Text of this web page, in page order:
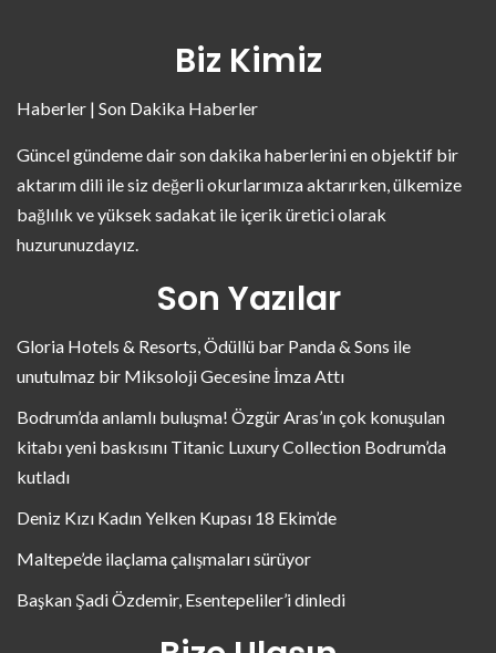
Biz Kimiz
Haberler | Son Dakika Haberler
Güncel gündeme dair son dakika haberlerini en objektif bir
aktarım dili ile siz değerli okurlarımıza aktarırken, ülkemize
bağlılık ve yüksek sadakat ile içerik üretici olarak
huzurunuzdayız.
Son Yazılar
Gloria Hotels & Resorts, Ödüllü bar Panda & Sons ile
unutulmaz bir Miksoloji Gecesine İmza Attı
Bodrum’da anlamlı buluşma! Özgür Aras’ın çok konuşulan
kitabı yeni baskısını Titanic Luxury Collection Bodrum’da
kutladı
Deniz Kızı Kadın Yelken Kupası 18 Ekim’de
Maltepe’de ilaçlama çalışmaları sürüyor
Başkan Şadi Özdemir, Esentepeliler’i dinledi